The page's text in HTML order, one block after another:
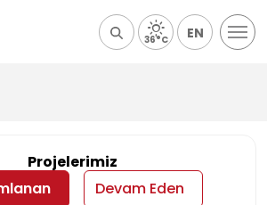
36°C EN
Projelerimiz
Devam Eden